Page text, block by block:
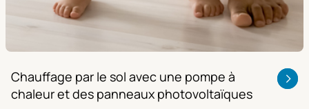
Chauffage par le sol avec une pompe à
chaleur et des panneaux photovoltaïques